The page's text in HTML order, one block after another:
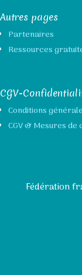
Autres pages
Partenaires
Ressources
CGV-
Conditions
CGV & Mesures de
Fédération